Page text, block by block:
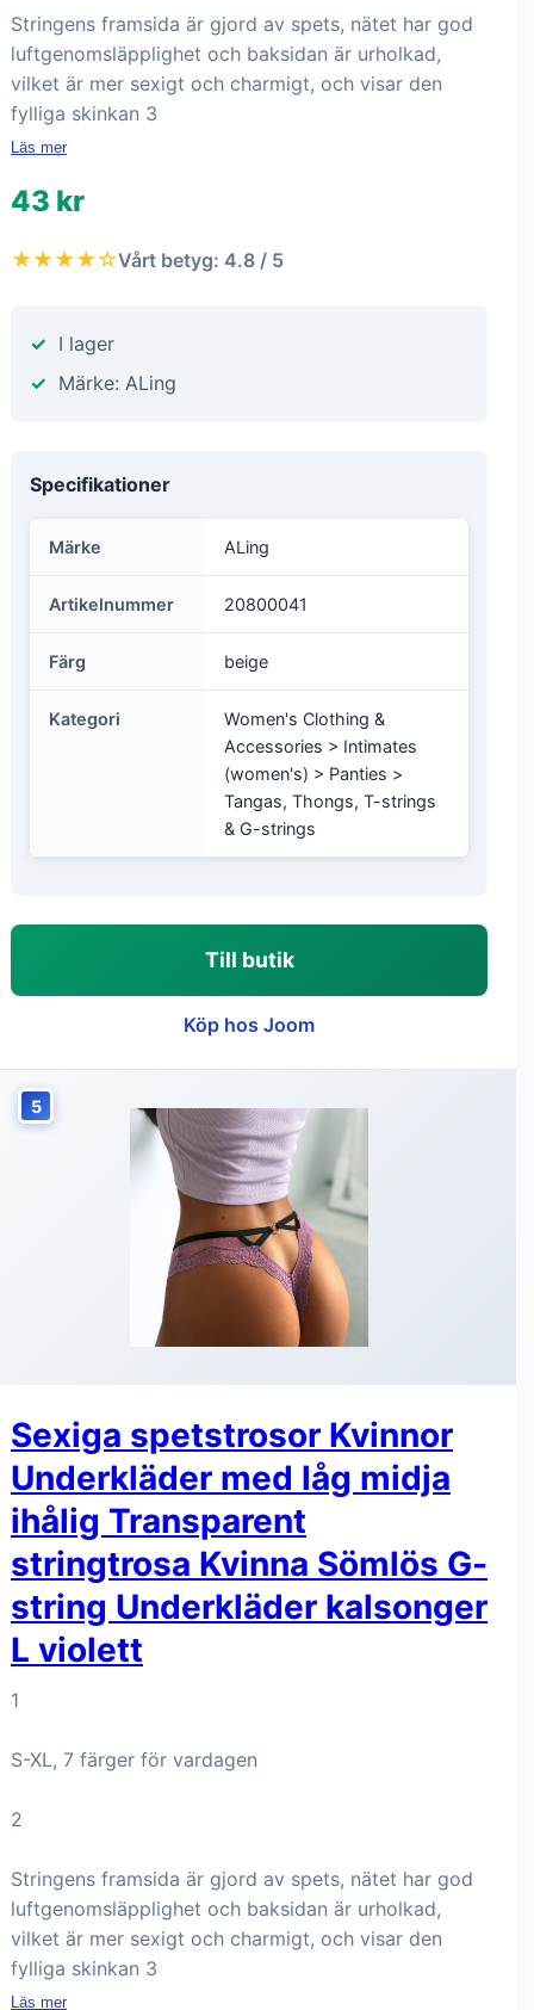
Stringens framsida är gjord av spets, nätet har god
luftgenomsläpplighet och baksidan är urholkad,
vilket är mer sexigt och charmigt, och visar den
fylliga skinkan 3
Läs mer
43 kr
★★★★☆Vårt betyg: 4.8 / 5
I lager
Märke: ALing
Specifikationer
Märke ALing
Artikelnummer 20800041
Färg beige
Kategori
Women's Clothing &
Accessories > Intimates
(women's) > Panties >
Tangas, Thongs, T-strings
& G-strings
Till butik
Köp hos Joom
5
Sexiga spetstrosor Kvinnor
Underkläder med låg midja
ihålig Transparent
stringtrosa Kvinna Sömlös G-
string Underkläder kalsonger
L violett
1
S-XL, 7 färger för vardagen
2
Stringens framsida är gjord av spets, nätet har god
luftgenomsläpplighet och baksidan är urholkad,
vilket är mer sexigt och charmigt, och visar den
fylliga skinkan 3
Läs mer